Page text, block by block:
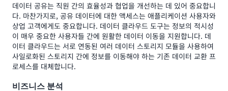
데이터 공유는 직원 간의 효율성과 협업을 개선하는 데 있어 중요합니
다. 마찬가지로, 공유 데이터에 대한 액세스는 애플리케이션 사용자와
상업 고객에게도 중요합니다. 데이터 클라우드 도구는 정보의 적시성
이 매우 중요한 사용자들 간에 원활한 데이터 이동을 지원합니다. 데
이터 클라우드는 서로 연동된 여러 데이터 스토리지 모듈을 사용하여
사일로화된 스토리지 간에 정보를 이동해야 하는 기존 데이터 교환 프
로세스를 대체합니다.
비즈니스 분석